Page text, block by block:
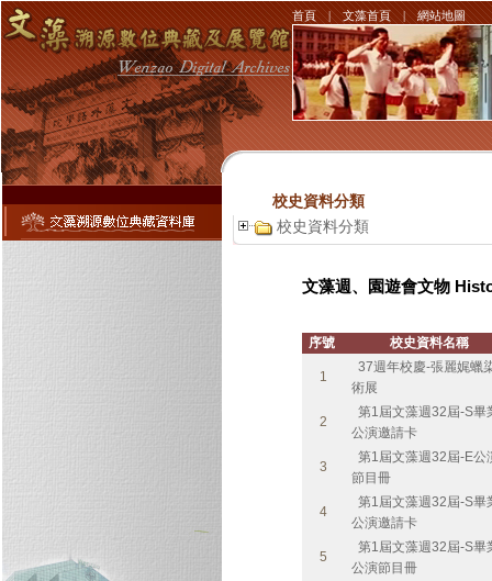
首頁|文藻首頁|網站地圖
校史資料分類
校史資料分類
文藻週、園遊會文物
序號 校史資料名稱
1
37週年校慶-張麗娓蠟
術展
2
第1屆文藻週32屆-S畢
公演邀請卡
3
第1屆文藻週32屆-E公
節目冊
4
第1屆文藻週32屆-S畢
公演邀請卡
5
第1屆文藻週32屆-S畢
公演節目冊